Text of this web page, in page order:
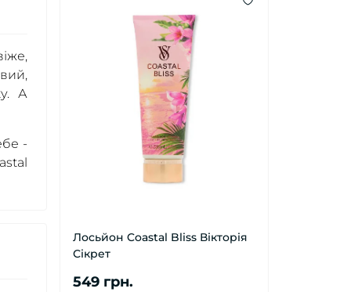
Лосьйон Coastal Bliss Вікторія
Сікрет
549 грн.
А
-